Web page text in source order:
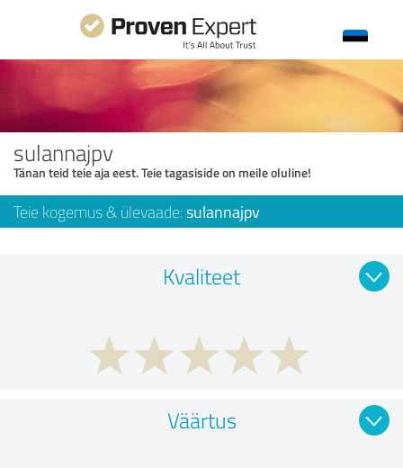
sulannajpv
Tänan teid teie aja eest. Teie tagasiside on meile oluline!
Teie kogemus & ülevaade: sulannajpv
Kvaliteet
Väärtus